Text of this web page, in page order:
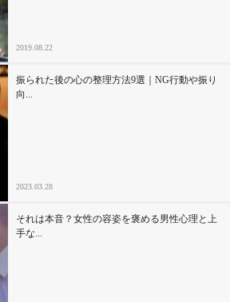
・芸能
2019.08.22
振られた後の心の整理方法9選｜NG行動や振り
向...
2023.03.28
それは本音？女性の容姿を褒める男性心理と上
手な...